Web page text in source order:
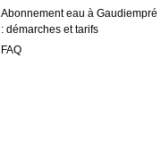
Abonnement eau à Gaudiempré
: démarches et tarifs
FAQ